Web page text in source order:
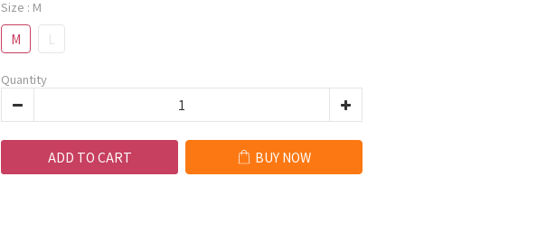
Size : M
M L
Quantity
ADD TO CART BUY NOW